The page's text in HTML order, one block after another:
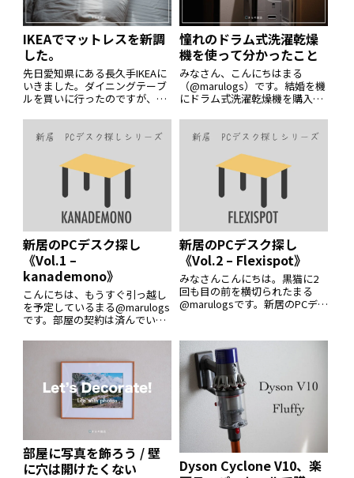
IKEAでマットレスを新調
した。
先日愛知県にある長久手IKEAに
いきました。ダイニングテーブ
ルを買いに行ったのですが、帰
スで満たされていました。元か
ら新居で使うベッドを安く購入
たので、いい買い物ができまし
憧れのドラム式洗濯乾燥
機を使って分かったこと
みなさん、こんにちはまる
（@marulogs）です。結婚を機
にドラム式洗濯乾燥機を購入し
洗濯機を使っていたのですが、
ドラム式選択乾燥機に強い憧れ
になると近所の家電量販店に行
き、買うわけ
新居のPCデスク探し
《Vol.1 –
kanademono》
こんにちは、もうすぐ引っ越し
を予定しているまる@marulogs
です。部屋の契約は済んでいる
ません。PCデスクはたまにテレ
ワークをする自分にとっては大
事なアイテムです。そのためデ
スク選びも慎重に行おうと思っ
ていま
新居のPCデスク探し
《Vol.2 – Flexispot》
みなさんこんにちは。黒猫に2
回も目の前を横切られたまる
@marulogsです。新居のPCデス
子昇降デスクですね。他の記事
はこちらから大体のブロガーが
Flexispotの記事を
部屋に写真を飾ろう / 壁
に穴は開けたくない
Dyson Cyclone V10、楽